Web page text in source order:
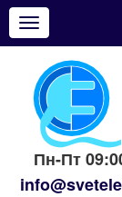
Показать
меню
Пн-Пт